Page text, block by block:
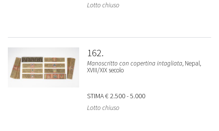
Lotto chiuso
162
Manoscritto con copertina intagliata, Nepal,
XVIII/XIX secolo
STIMA€ 2.500 - 5.000
Lotto chiuso